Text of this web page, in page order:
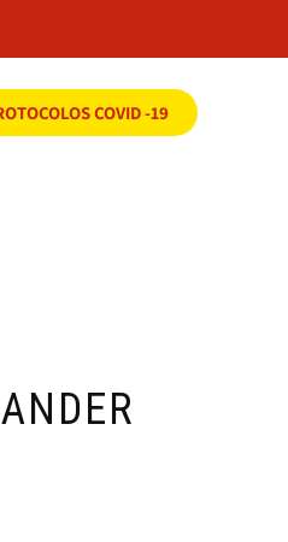
COVID -19